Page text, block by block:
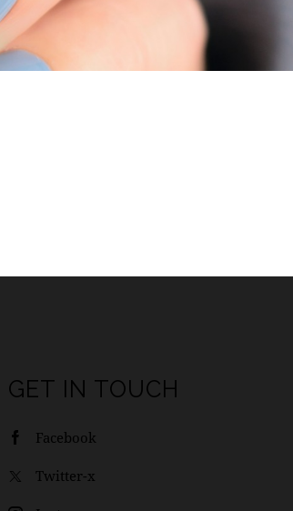
GET IN TOUCH
Facebook
Twitter-x